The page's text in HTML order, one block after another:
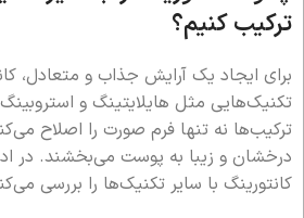
ترکیب کنیم؟
برای ایجاد یک آرایش جذاب و متعادل،
تکنیک‌هایی مثل هایلایتینگ و
ترکیب‌ها نه تنها فرم صورت را اصلاح
درخشان و زیبا به پوست می‌بخشند. در
کانتورینگ با سایر تکنیک‌ها را بررسی